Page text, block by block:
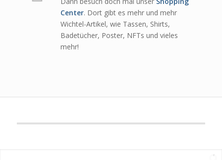
Center. Dort gibt es mehr und mehr
Wichtel-Artikel, wie Tassen, Shirts,
Badetücher, Poster, NFTs und vieles
mehr!